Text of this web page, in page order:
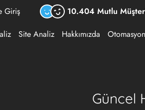
Giriş 10.404 Mutlu
Site Analiz Hakkımızda Otomasyon
Güncel